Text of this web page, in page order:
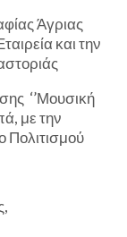
Άγριας
και την
‘’Μουσική
με την
Πολιτισμού